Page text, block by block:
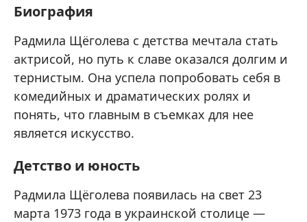
Биография
Радмила Щёголева с детства мечтала стать
актрисой, но путь к славе оказался долгим и
тернистым. Она успела попробовать себя в
комедийных и драматических ролях и
понять, что главным в съемках для нее
является искусство.
Детство и юность
Радмила Щёголева появилась на свет 23
марта 1973 года в украинской столице —